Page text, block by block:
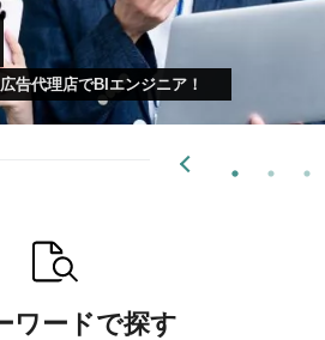
告代理店でBIエンジニア！
ワードで探す